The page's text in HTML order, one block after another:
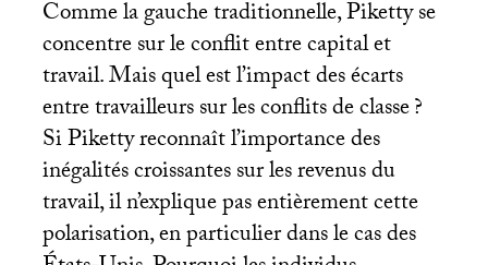
Comme la gauche traditionnelle, Piketty se
concentre sur le conflit entre capital et
travail. Mais quel est l’impact des écarts
entre travailleurs sur les conflits de classe?
Si Piketty reconnaît l’importance des
inégalités croissantes sur les revenus du
travail, il n’explique pas entièrement cette
polarisation, en particulier dans le cas des